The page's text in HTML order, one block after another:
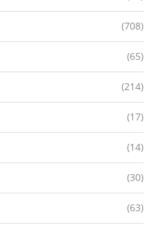
(708)
(65)
(214)
(17)
(14)
(30)
(63)